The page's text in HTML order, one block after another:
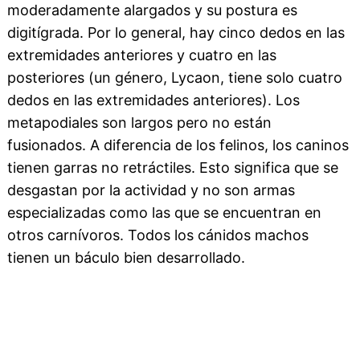
moderadamente alargados y su postura es
digitígrada. Por lo general, hay cinco dedos en las
extremidades anteriores y cuatro en las
posteriores (un género, Lycaon, tiene solo cuatro
dedos en las extremidades anteriores). Los
metapodiales son largos pero no están
fusionados. A diferencia de los felinos, los caninos
tienen garras no retráctiles. Esto significa que se
desgastan por la actividad y no son armas
especializadas como las que se encuentran en
otros carnívoros. Todos los cánidos machos
tienen un báculo bien desarrollado.